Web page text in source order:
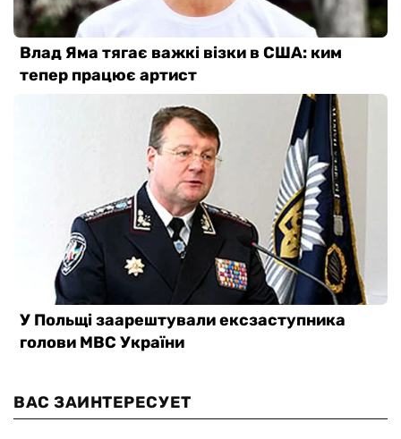
ВАС ЗАИНТЕРЕСУЕТ